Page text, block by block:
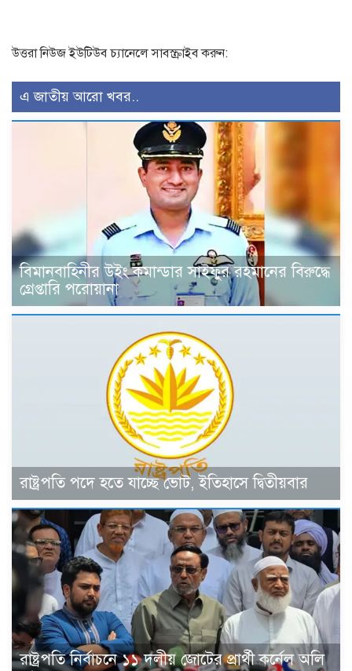
উত্তরা নিউজ ইউটিউব চ্যানেলে সাবস্ক্রাইব করুন:
এ জাতীয় আরো খবর..
বিমানবাহিনীর উইং কমান্ডার সাইফুর রহমানের বিরুদ্ধে
গ্রেপ্তারি পরোয়ানা
রাষ্ট্রপতি পদে হতে যাচ্ছে ভোট, ইতিহাসে দ্বিতীয়বার
রাষ্ট্রপতি নির্বাচনে ১১ দলীয় জোটের প্রার্থী কর্নেল অলি